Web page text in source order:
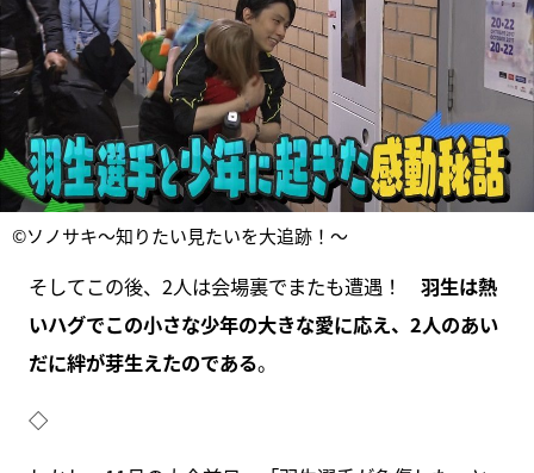
©ソノサキ～知りたい見たいを大追跡！～
そしてこの後、2人は会場裏でまたも遭遇！ 羽生は熱
いハグでこの小さな少年の大きな愛に応え、2人のあい
だに絆が芽生えたのである。
◇